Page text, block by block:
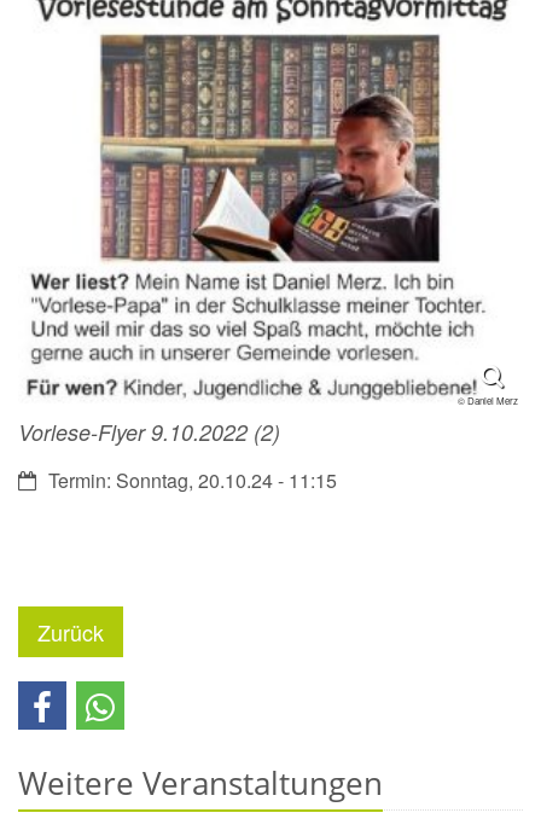
© Daniel Merz
Vorlese-Flyer 9.10.2022 (2)
Datum:Termin: Sonntag, 20.10.24 - 11:15
Zurück
Weitere Veranstaltungen